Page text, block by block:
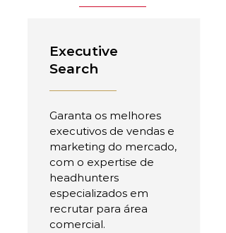
Executive
Search
Garanta os melhores
executivos de vendas e
marketing do mercado,
com o expertise de
headhunters
especializados em
recrutar para área
comercial.